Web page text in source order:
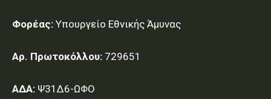
Φορέας: Υπουργείο Εθνικής Άμυνας
Αρ. Πρωτοκόλλου: 729651
ΑΔΑ: Ψ31Δ6-ΩΦΟ